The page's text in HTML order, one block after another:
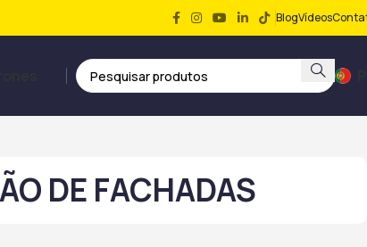
BlogVídeos
DE FACHADAS